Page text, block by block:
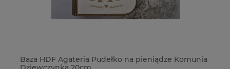
Baza HDF Agateria Pudełko na pieniądze Komunia